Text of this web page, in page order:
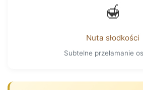
🍯
Nuta słodkości
Subtelne przełamanie